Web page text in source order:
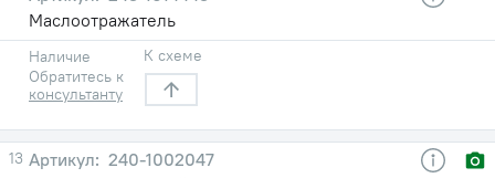
Маслоотражатель
Наличие
Обратитесь к
консультанту
К схеме
13
240-1002047